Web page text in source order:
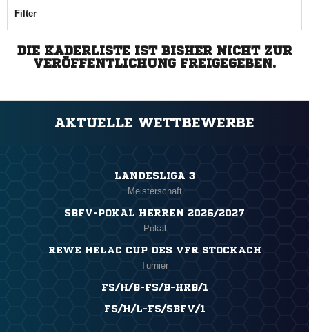
Filter
DIE KADERLISTE IST BISHER NICHT ZUR
VERÖFFENTLICHUNG FREIGEGEBEN.
AKTUELLE WETTBEWERBE
LANDESLIGA 3
Meisterschaft
SBFV-POKAL HERREN 2026/2027
Pokal
REWE HELAC CUP DES VFR STOCKACH
Turnier
FS/H/B-FS/B-HRB/1
FS/H/L-FS/SBFV/1